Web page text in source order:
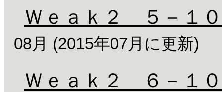
Ｗｅａｋ２ ５－１
08月 (2015年07月に更新)
Ｗｅａｋ２ ６－１